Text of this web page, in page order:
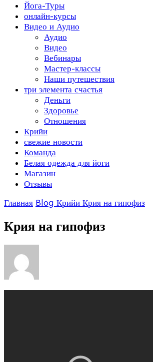
Йога-Туры
онлайн-курсы
Видео и Аудио
Аудио
Видео
Вебинары
Мастер-классы
Наши путешествия
три элемента счастья
Деньги
Здоровье
Отношения
Крийи
свежие новости
Команда
Белая одежда для йоги
Магазин
Отзывы
Главная Blog Крийи Крия на гипофиз
Крия на гипофиз